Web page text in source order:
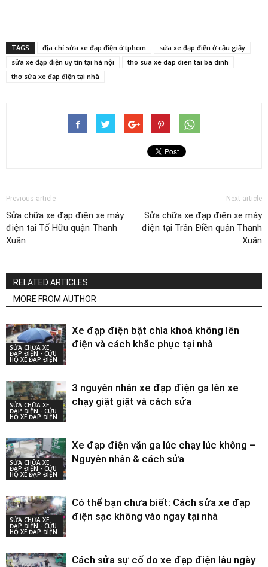
TAGS địa chỉ sửa xe đạp điện ở tphcm
sửa xe đạp điện ở cầu giấy
sửa xe đạp điện uy tín tại hà nội
tho sua xe dap dien tai ba dinh
thợ sửa xe đạp điện tại nhà
Previous article
Sửa chữa xe đạp điện xe máy
điện tại Tố Hữu quận Thanh
Xuân
Next article
Sửa chữa xe đạp điện xe máy
điện tại Trần Điền quận Thanh
Xuân
RELATED ARTICLES
MORE FROM AUTHOR
SỬA CHỮA XE
ĐẠP ĐIỆN - CỨU
HỘ XE ĐẠP ĐIỆN
Xe đạp điện bật chìa khoá không lên
điện và cách khắc phục tại nhà
SỬA CHỮA XE
ĐẠP ĐIỆN - CỨU
HỘ XE ĐẠP ĐIỆN
3 nguyên nhân xe đạp điện ga lên xe
chạy giật giật và cách sửa
SỬA CHỮA XE
ĐẠP ĐIỆN - CỨU
HỘ XE ĐẠP ĐIỆN
Xe đạp điện vặn ga lúc chạy lúc không –
Nguyên nhân & cách sửa
SỬA CHỮA XE
ĐẠP ĐIỆN - CỨU
HỘ XE ĐẠP ĐIỆN
Có thể bạn chưa biết: Cách sửa xe đạp
điện sạc không vào ngay tại nhà
Cách sửa sự cố do xe đạp điện lâu ngày